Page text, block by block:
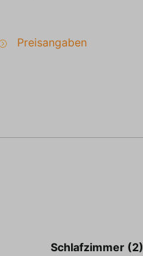
Preisangaben
Schlafzimmer (2)